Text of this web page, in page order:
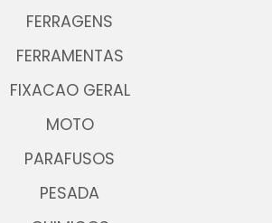
FERRAGENS
FERRAMENTAS
FIXACAO GERAL
MOTO
PARAFUSOS
PESADA